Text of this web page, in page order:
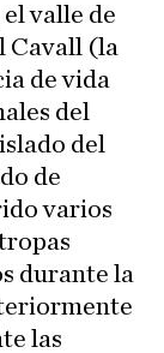
valle de
Cavall (la
de vida
del
del
de
varios
durante la
las